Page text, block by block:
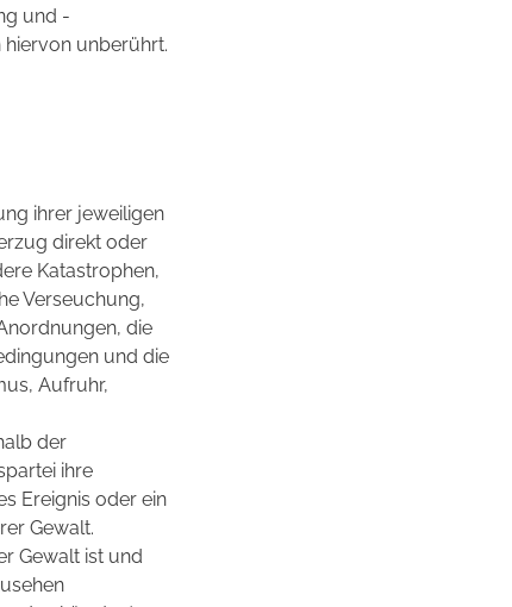
und -
unberührt.
ihrer jeweiligen
direkt oder
Katastrophen,
Verseuchung,
die
und die
Aufruhr,
der
ihre
Ereignis oder ein
Gewalt.
Gewalt ist und